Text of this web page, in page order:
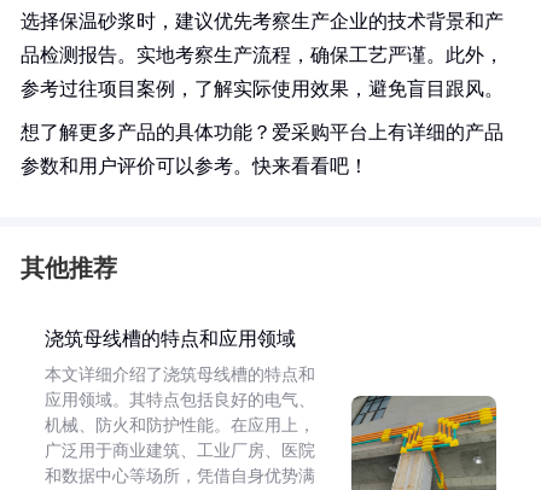
选择保温砂浆时，建议优先考察生产企业的技术背景和产
品检测报告。实地考察生产流程，确保工艺严谨。此外，
参考过往项目案例，了解实际使用效果，避免盲目跟风。
想了解更多产品的具体功能？爱采购平台上有详细的产品
参数和用户评价可以参考。快来看看吧！
其他推荐
浇筑母线槽的特点和应用领域
本文详细介绍了浇筑母线槽的特点和
应用领域。其特点包括良好的电气、
机械、防火和防护性能。在应用上，
广泛用于商业建筑、工业厂房、医院
和数据中心等场所，凭借自身优势满